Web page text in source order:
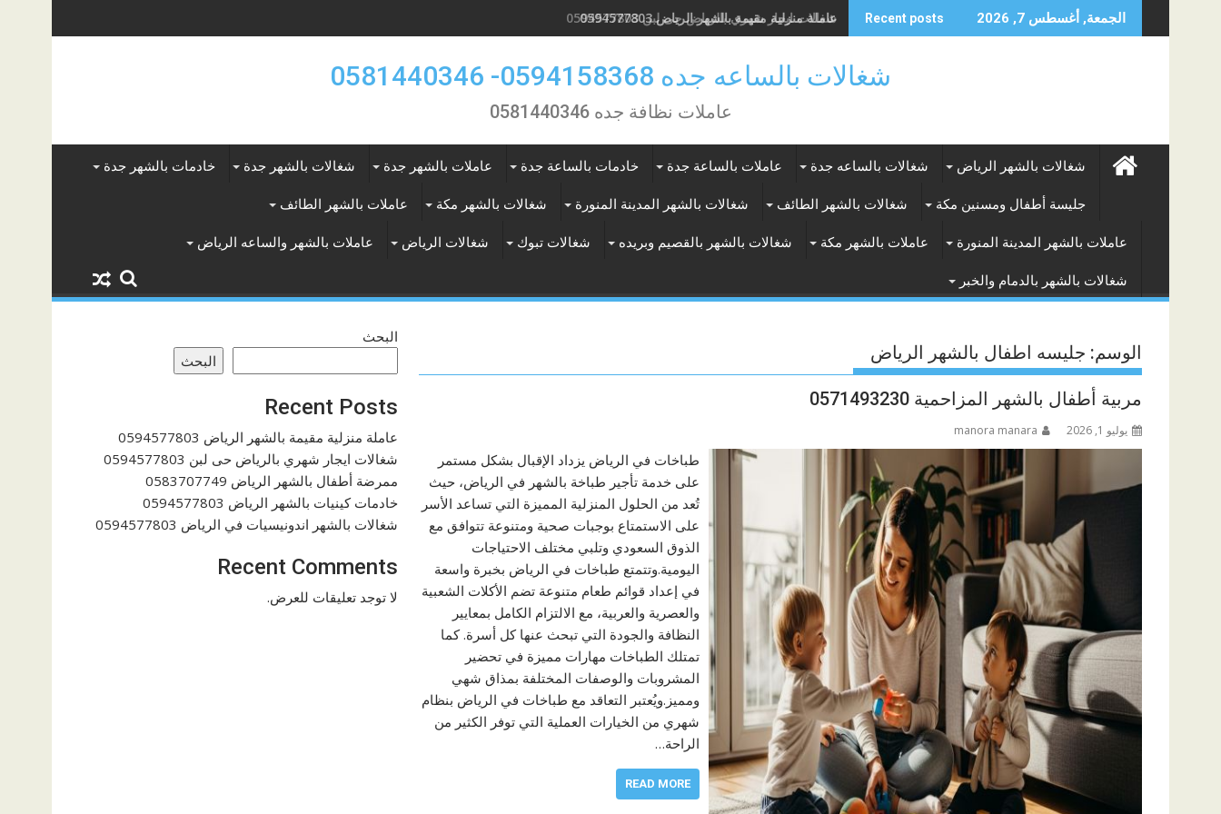
to
الجمعة, أغسطس 7, 2026 Recent posts شغالات ايجار شهري بالرياض حى لبن 0594577803
شغالات بالساعه جده 0594158368- 0581440346
عاملات نظافة جده 0581440346
شغالات بالشهر الرياض شغالات بالساعه جدة عاملات بالساعة جدة خادمات بالساعة جدة عاملات بالشهر جدة شغالات بالشهر جدة خادمات بالشهر جدة
جليسة أطفال ومسنين مكة شغالات بالشهر الطائف شغالات بالشهر المدينة المنورة شغالات بالشهر مكة عاملات بالشهر الطائف
عاملات بالشهر المدينة المنورة عاملات بالشهر مكة شغالات بالشهر بالقصيم وبريده شغالات تبوك شغالات الرياض عاملات بالشهر والساعه الرياض
شغالات بالشهر بالدمام والخبر
الوسم: جليسه اطفال بالشهر الرياض
مربية أطفال بالشهر المزاحمية 0571493230
يوليو 1, 2026 manora manara
طباخات في الرياض يزداد الإقبال بشكل مستمر
على خدمة تأجير طباخة بالشهر في الرياض، حيث
تُعد من الحلول المنزلية المميزة التي تساعد الأسر
على الاستمتاع بوجبات صحية ومتنوعة تتوافق مع
الذوق السعودي وتلبي مختلف الاحتياجات
اليومية.وتتمتع طباخات في الرياض بخبرة واسعة
في إعداد قوائم طعام متنوعة تضم الأكلات الشعبية
والعصرية والعربية، مع الالتزام الكامل بمعايير
النظافة والجودة التي تبحث عنها كل أسرة. كما
تمتلك الطباخات مهارات مميزة في تحضير
المشروبات والوصفات المختلفة بمذاق شهي
ومميز.ويُعتبر التعاقد مع طباخات في الرياض بنظام
شهري من الخيارات العملية التي توفر الكثير من
الراحة…
READ MORE
البحث
البحث
Recent Posts
عاملة منزلية مقيمة بالشهر الرياض 0594577803
شغالات ايجار شهري بالرياض حى لبن 0594577803
ممرضة أطفال بالشهر الرياض 0583707749
خادمات كينيات بالشهر الرياض 0594577803
شغالات بالشهر اندونيسيات في الرياض 0594577803
Recent Comments
لا توجد تعليقات للعرض.